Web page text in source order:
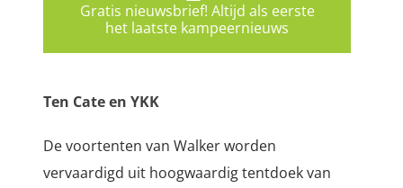
Gratis nieuwsbrief! Altijd als eerste
het laatste kampeernieuws
Ten Cate en YKK
De voortenten van Walker worden
vervaardigd uit hoogwaardig tentdoek van